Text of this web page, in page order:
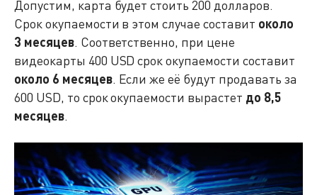
Допустим, карта будет стоить 200 долларов.
Срок окупаемости в этом случае составит около
3 месяцев. Соответственно, при цене
видеокарты 400 USD срок окупаемости составит
около 6 месяцев. Если же её будут продавать за
600 USD, то срок окупаемости вырастет до 8,5
месяцев.